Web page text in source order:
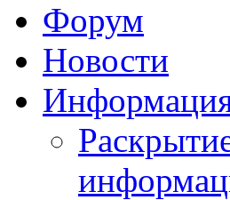
Форум
Новости